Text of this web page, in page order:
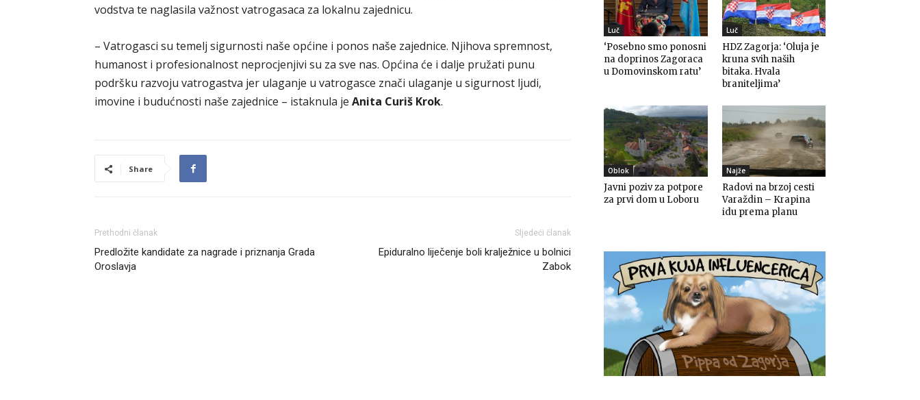
vodstva te naglasila važnost vatrogasaca za lokalnu zajednicu.
– Vatrogasci su temelj sigurnosti naše općine i ponos naše zajednice. Njihova spremnost,
humanost i profesionalnost neprocjenjivi su za sve nas. Općina će i dalje pružati punu
podršku razvoju vatrogastva jer ulaganje u vatrogasce znači ulaganje u sigurnost ljudi,
imovine i budućnosti naše zajednice – istaknula je Anita Curiš Krok.
Share
Prethodni članak
Predložite kandidate za nagrade i priznanja Grada
Oroslavja
Sljedeći članak
Epiduralno liječenje boli kralježnice u bolnici
Zabok
Luč
‘Posebno smo ponosni
na doprinos Zagoraca
u Domovinskom ratu’
Luč
HDZ Zagorja: ‘Oluja je
kruna svih naših
bitaka. Hvala
braniteljima’
Oblok
Javni poziv za potpore
za prvi dom u Loboru
Najže
Radovi na brzoj cesti
Varaždin – Krapina
idu prema planu